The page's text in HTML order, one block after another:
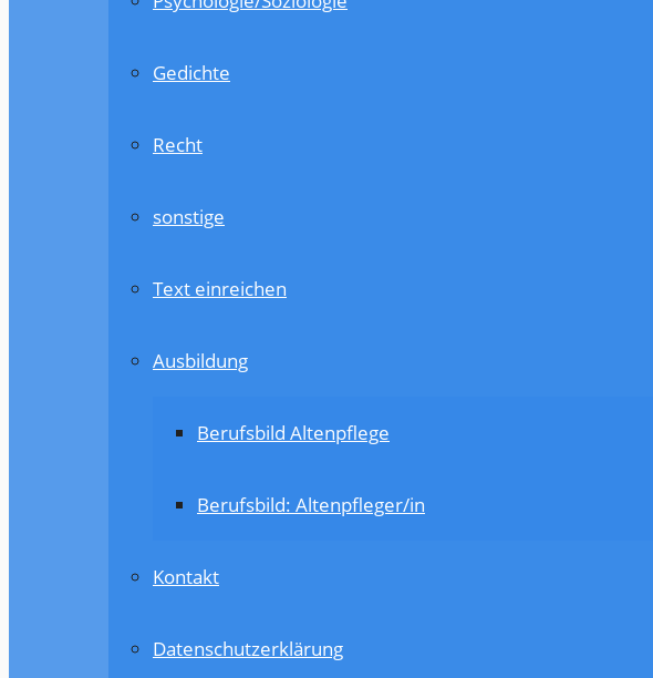
Gedichte
Recht
sonstige
Text einreichen
Ausbildung
Berufsbild Altenpflege
Berufsbild: Altenpfleger/in
Kontakt
Datenschutzerklärung